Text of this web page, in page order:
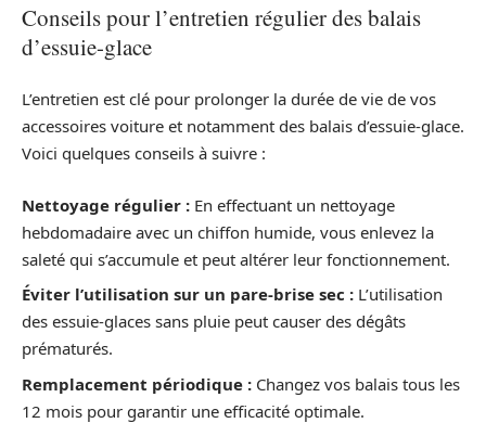
Conseils pour l’entretien régulier des balais
d’essuie-glace
L’entretien est clé pour prolonger la durée de vie de vos
accessoires voiture et notamment des balais d’essuie-glace.
Voici quelques conseils à suivre :
Nettoyage régulier : En effectuant un nettoyage
hebdomadaire avec un chiffon humide, vous enlevez la
saleté qui s’accumule et peut altérer leur fonctionnement.
Éviter l’utilisation sur un pare-brise sec : L’utilisation
des essuie-glaces sans pluie peut causer des dégâts
prématurés.
Remplacement périodique : Changez vos balais tous les
12 mois pour garantir une efficacité optimale.